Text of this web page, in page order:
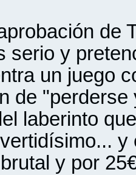
de
serio y
un juego
de
laberinto
y por